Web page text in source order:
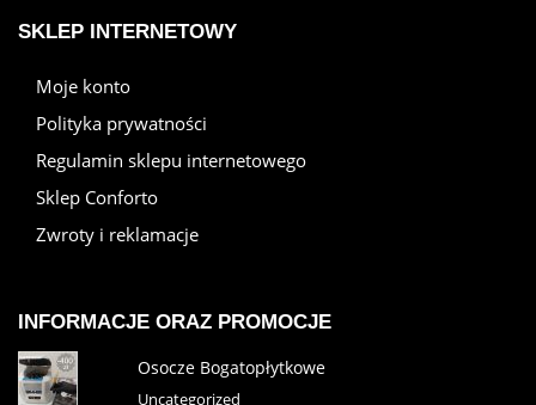
SKLEP INTERNETOWY
Moje konto
Polityka prywatności
Regulamin sklepu internetowego
Sklep Conforto
Zwroty i reklamacje
INFORMACJE ORAZ PROMOCJE
Osocze Bogatopłytkowe
Uncategorized